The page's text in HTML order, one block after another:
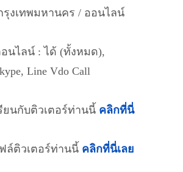
รุงเทพมหานคร / ออนไลน์
นไลน์ : ได้ (ทั้งหมด),
Line Vdo Call
ยนกับติวเตอร์ท่านนี้ คลิกที่นี่
ล์ติวเตอร์ท่านนี้ คลิกที่นี่เลย